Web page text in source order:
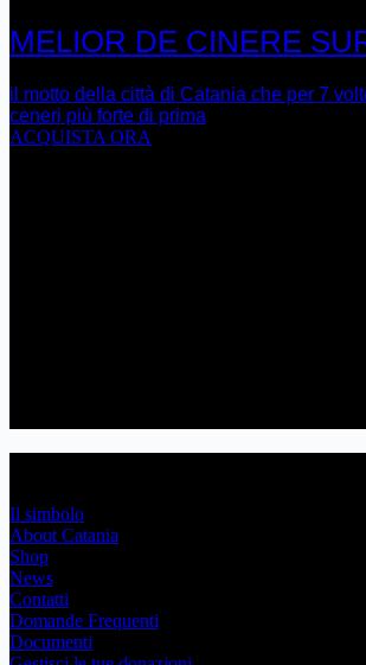
MELIOR DE CINERE
il motto della città di Catania che per 7
ceneri più forte di prima
ACQUISTA ORA
Il simbolo
About Catania
Shop
News
Contatti
Domande Frequenti
Documenti